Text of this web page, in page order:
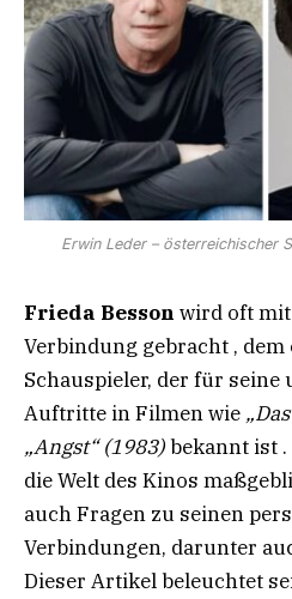
Erwin Leder – österreichischer
Frieda Besson wird oft mit
Verbindung gebracht ,
Schauspieler, der für seine
Auftritte in Filmen wie
„Angst“ (1983)bekannt ist
die Welt des Kinos
auch Fragen zu seinen
Verbindungen, darunter
Dieser Artikel beleuchtet